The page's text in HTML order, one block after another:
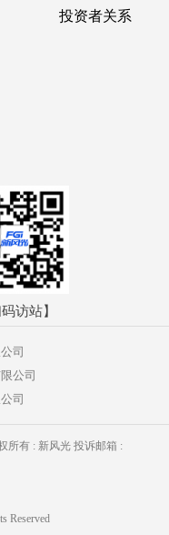
投资者关系
码访站】
司
公司
司
所有 : 新风光 投诉邮箱 :
Reserved